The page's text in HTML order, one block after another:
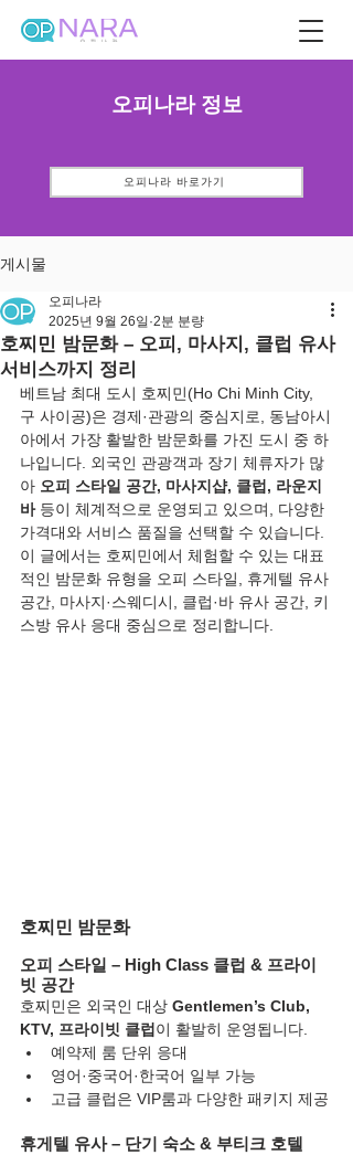
오피나라 정보
오피나라 바로가기
게시물
호찌민 밤문화 – 오피, 마사지, 클럽 유사
서비스까지 정리
오피나라
2025년 9월 26일 2분 분량
베트남 최대 도시 호찌민(Ho Chi Minh City,
구 사이공)은 경제·관광의 중심지로, 동남아시
아에서 가장 활발한 밤문화를 가진 도시 중 하
나입니다. 외국인 관광객과 장기 체류자가 많
아 오피 스타일 공간, 마사지샵, 클럽, 라운지
바 등이 체계적으로 운영되고 있으며, 다양한
가격대와 서비스 품질을 선택할 수 있습니다.
이 글에서는 호찌민에서 체험할 수 있는 대표
적인 밤문화 유형을 오피 스타일, 휴게텔 유사
공간, 마사지·스웨디시, 클럽·바 유사 공간, 키
스방 유사 응대 중심으로 정리합니다.
호찌민 밤문화
오피 스타일 – High Class 클럽 & 프라이
빗 공간
호찌민은 외국인 대상 Gentlemen’s Club,
KTV, 프라이빗 클럽 이 활발히 운영됩니다.
예약제 룸 단위 응대
영어·중국어·한국어 일부 가능
고급 클럽은 VIP룸과 다양한 패키지 제공
휴게텔 유사 – 단기 숙소 & 부티크 호텔